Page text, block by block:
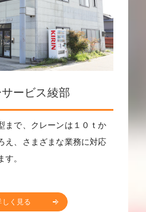
ービス綾部
まで、クレーンは１０ｔか
え、さまざまな業務に対応
。
しく見る